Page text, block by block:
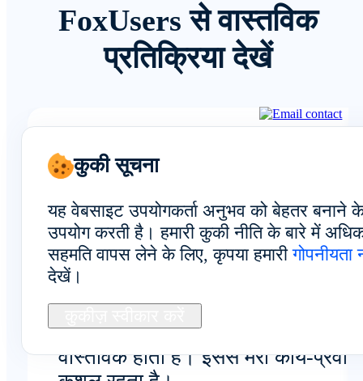
FoxUsers से वास्तविक
प्रतिक्रिया देखें
समग्र अनुभव
एफएक्यू ने मेरे अनुभव की पुष्टि की:
फॉक्सफोन, स्पेन में वास्तविक क्लाउड
डिवाइसेस प्रदान करता है; ये डिवाइसें
एम्युलेटर या वर्चुअल सेटअपों के बजाय
वास्तविक होती हैं। इससे मेरा कार्य-प्रवाह
कुकी सूचना
यह वेबसाइट उपयोगकर्ता अनुभव को बेहतर बनाने
उपयोग करती है। हमारी कुकी नीति के बारे में
सहमति वापस लेने के लिए, कृपया हमारीगोपनीयता
देखें।